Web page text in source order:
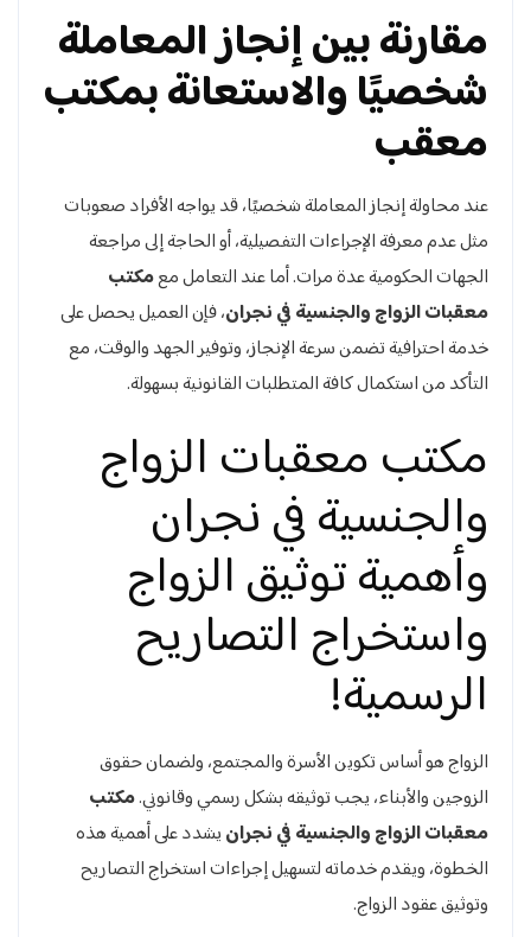
مقارنة بين إنجاز المعاملة
شخصيًا والاستعانة بمكتب
معقب
عند محاولة إنجاز المعاملة شخصيًا، قد يواجه الأفراد صعوبات
مثل عدم معرفة الإجراءات التفصيلية، أو الحاجة إلى مراجعة
الجهات الحكومية عدة مرات. أما عند التعامل معمكتب
معقبات الزواج والجنسية في نجران، فإن العميل يحصل على
خدمة احترافية تضمن سرعة الإنجاز، وتوفير الجهد والوقت، مع
التأكد من استكمال كافة المتطلبات القانونية بسهولة.
مكتب معقبات الزواج
والجنسية في نجران
وأهمية توثيق الزواج
واستخراج التصاريح
الرسمية!
الزواج هو أساس تكوين الأسرة والمجتمع، ولضمان حقوق
الزوجين والأبناء، يجب توثيقه بشكل رسمي وقانوني.مكتب
معقبات الزواج والجنسية في نجرانيشدد على أهمية هذه
الخطوة، ويقدم خدماته لتسهيل إجراءات استخراج التصاريح
وتوثيق عقود الزواج.